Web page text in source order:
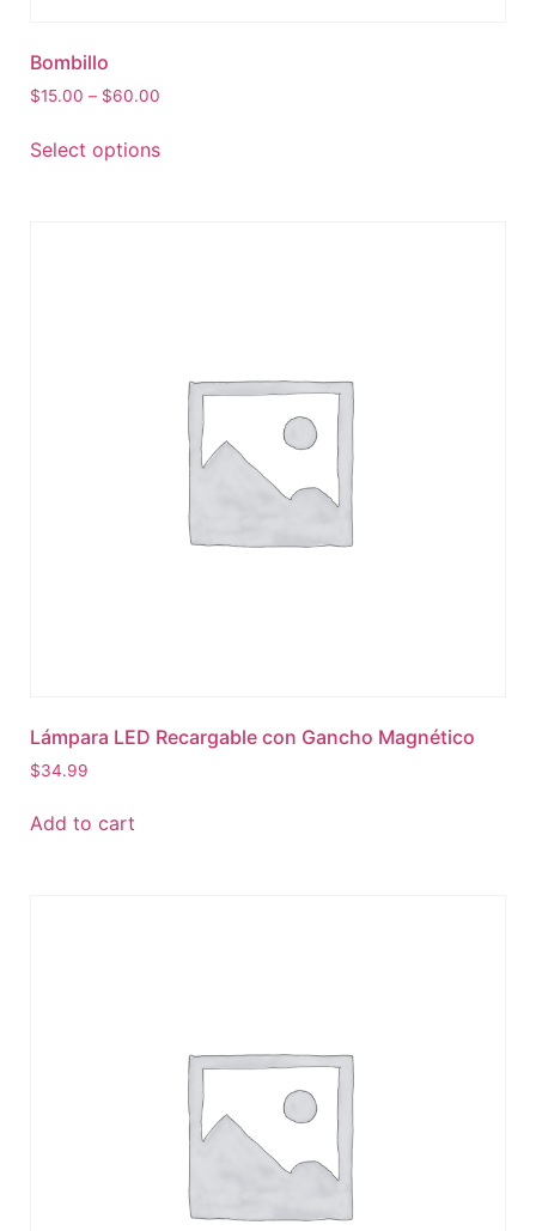
Bombillo
$15.00 – $60.00
Select options
Lámpara LED Recargable con Gancho Magnético
$34.99
Add to cart